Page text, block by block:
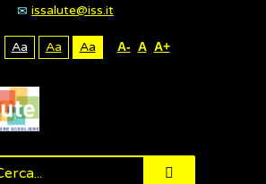
issalute@iss.it
Aa Aa Aa A- A A+